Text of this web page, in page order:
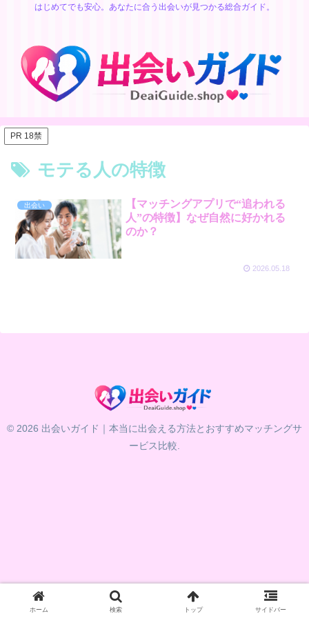
はじめてでも安心。あなたに合う出会いが見つかる総合ガイド。
PR 18禁
モテる人の特徴
出会い
【マッチングアプリで“追われる
人”の特徴】なぜ自然に好かれる
のか？
2026.05.18
© 2026 出会いガイド｜本当に出会える方法とおすすめマッチングサ
ービス比較.
ホーム 検索 トップ サイドバー